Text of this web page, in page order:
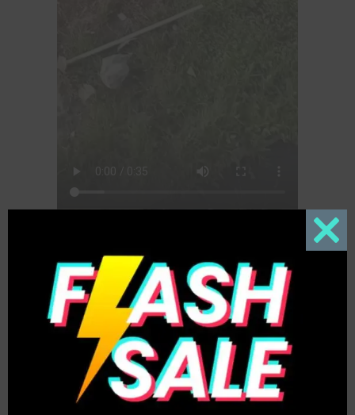
Người dân khu vực Indah Permai (thành phố Kota
Kinabalu) đã bàng hoàng vào sáng 12/2 khi phát
hiện một thi thể bị phân xác trong tình trạng
không còn nguyên vẹn tại một bãi rác địa
phương, vào khoảng 7 giờ sáng theo giờ địa